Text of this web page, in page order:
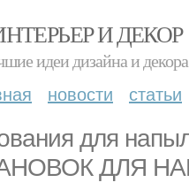
И ДЕКОР
идеи дизайна и
новости статьи
для
ДЛЯ